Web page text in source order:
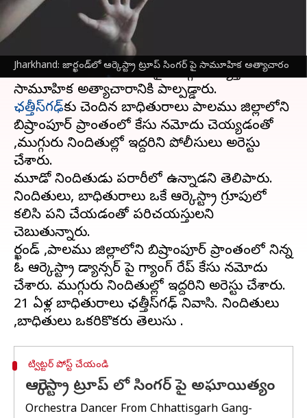
Jharkhand: జార్ఖండ్‌లో ఆర్కెస్ట్రా ట్రూప్ సింగర్ పై సామూహిక అత్యాచారం
ఈ వార్తాకథనం ఏంటి
జార్ఖండ్‌లోని పాలము జిల్లాలో 21 ఏళ్ల ఆర్కెస్ట్రా ట్రూప్
లో పాటలు పాడే యువతి పై ముగ్గురు వ్యక్తులు
ఛత్తీస్‌గఢ్‌కు చెందిన బాధితురాలు పాలము జిల్లాలోని
బిష్రాంపూర్ ప్రాంతంలో కేసు నమోదు చెయ్యడంతో
,ముగ్గురు నిందితుల్లో ఇద్దరిని పోలీసులు అరెస్టు
చేశారు.
మూడో నిందితుడు పరారీలో ఉన్నాడని తెలిపారు.
నిందితులు, బాధితురాలు ఒకే ఆర్కెస్ట్రా గ్రూపులో
కలిసి పని చేయడంతో పరిచయస్తులని
చెబుతున్నారు.
జార్ఖండ్ ,పాలము జిల్లాలోని బిష్రాంపూర్ ప్రాంతంలో నిన్న
ఓ ఆర్కెస్ట్రా డ్యాన్సర్ పై గ్యాంగ్ రేప్ కేసు నమోదు
చేశారు. ముగ్గురు నిందితుల్లో ఇద్దరిని అరెస్టు చేశారు.
21 ఏళ్ల బాధితురాలు ఛత్తీస్‌గఢ్ నివాసి. నిందితులు
ట్విట్టర్ పోస్ట్ చేయండి
ఆర్కెస్ట్రా ట్రూప్ లో సింగర్ పై అఘాయిత్యం
Orchestra Dancer From Chhattisgarh Gang-